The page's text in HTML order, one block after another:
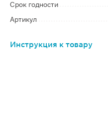
Срок годности
Артикул
Инструкция к товару